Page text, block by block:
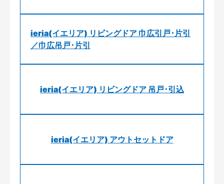
ieria(イエリア) リビングドア 巾広引戸･片引
／巾広吊戸･片引
ieria(イエリア) リビングドア 吊戸･引込
ieria(イエリア) アウトセットドア